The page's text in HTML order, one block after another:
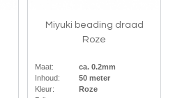
Miyuki beading draad
Roze
Maat:
ca. 0.2mm
Inhoud:
50 meter
Kleur:
Roze